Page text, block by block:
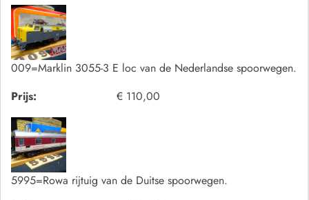
009=Marklin 3055-3 E loc van de Nederlandse spoorwegen.
Prijs:
€ 110,00
5995=Rowa rijtuig van de Duitse spoorwegen.